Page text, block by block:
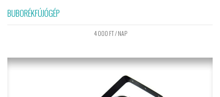
BUBORÉKFÚJÓGÉP
4 000 FT/ NAP